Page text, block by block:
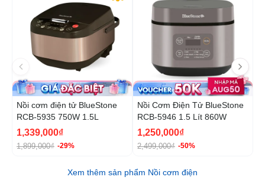
Nồi cơm điện tử BlueStone
RCB-5935 750W 1.5L
1,339,000₫
1,899,000₫ -29%
Nồi Cơm Điện Tử BlueStone
RCB-5946 1.5 Lít 860W
1,250,000₫
2,499,000₫ -50%
Xem thêm sản phẩm Nồi cơm điện